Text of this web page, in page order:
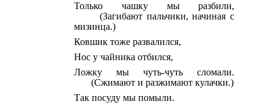
Только чашку мы разбили,
(Загибают пальчики, начиная с
мизинца.)
Ковшик тоже развалился,
Нос у чайника отбился,
Ложку мы чуть-чуть сломали.
(Сжимают и разжимают кулачки.)
Так посуду мы помыли.